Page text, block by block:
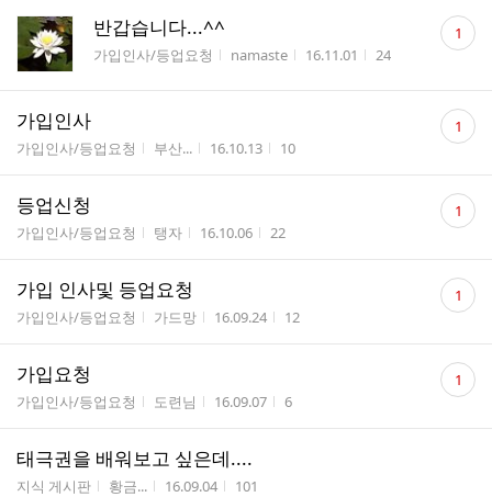
반갑습니다...^^
게시판명
가입인사/등업요청 작성자
namaste 작성시간
16.11.01 조회수
24
댓
글 1
가입인사
게시판명
가입인사/등업요청 작성자
부산... 작성시간
16.10.13 조회수
10
댓
글 1
등업신청
게시판명
가입인사/등업요청 작성자
탱자 작성시간
16.10.06 조회수
22
댓
글 1
가입 인사및 등업요청
게시판명
가입인사/등업요청 작성자
가드망 작성시간
16.09.24 조회수
12
댓
글 1
가입요청
게시판명
가입인사/등업요청 작성자
도련님 작성시간
16.09.07 조회수
6
댓
글 1
태극권을 배워보고 싶은데....
게시판명
지식 게시판 작성자
황금... 작성시간
16.09.04 조회수
101